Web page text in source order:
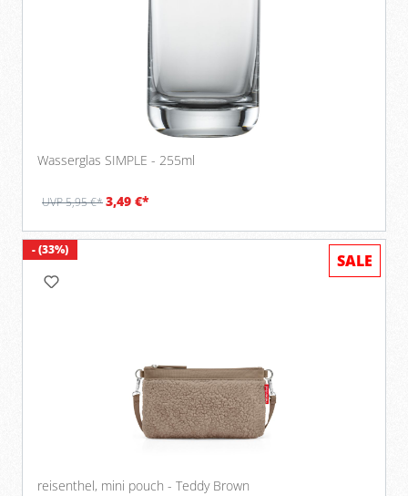
Wasserglas SIMPLE - 255ml
UVP 5,95 €*3,49 €*
- (33%)
reisenthel, mini pouch - Teddy Brown
SALE